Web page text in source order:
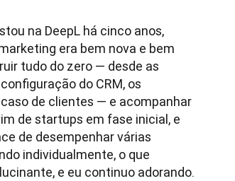
na DeepL há cinco anos,
era bem nova e bem
tudo do zero — desde as
do CRM, os
de clientes — e acompanhar
de startups em fase inicial, e
de desempenhar várias
individualmente, o que
e eu continuo adorando.